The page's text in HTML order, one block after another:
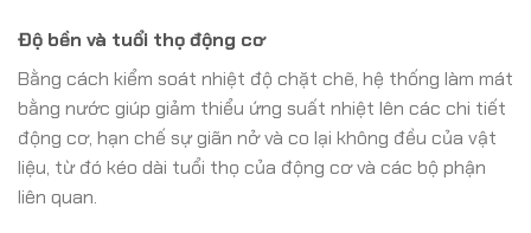
Độ bền và tuổi thọ động cơ
Bằng cách kiểm soát nhiệt độ chặt chẽ, hệ thống làm mát
bằng nước giúp giảm thiểu ứng suất nhiệt lên các chi tiết
động cơ, hạn chế sự giãn nở và co lại không đều của vật
liệu, từ đó kéo dài tuổi thọ của động cơ và các bộ phận
liên quan.